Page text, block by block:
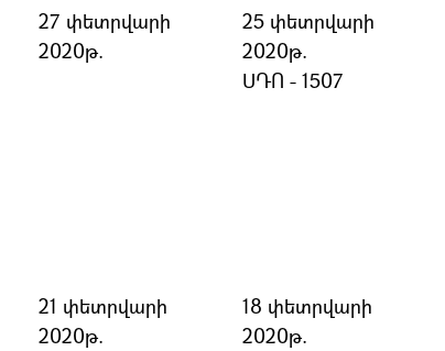
27 փետրվարի
2020թ.
25 փետրվարի
2020թ.
ՍԴՈ - 1507
21 փետրվարի
2020թ.
18 փետրվարի
2020թ.